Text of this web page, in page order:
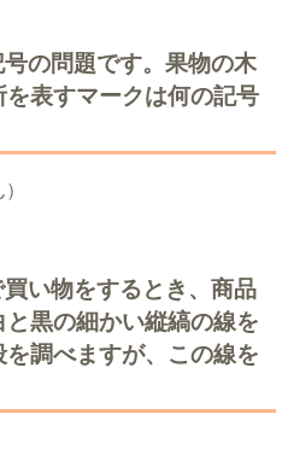
の問題です。果物の木
表すマークは何の記号
い物をするとき、商品
黒の細かい縦縞の線を
調べますが、この線を